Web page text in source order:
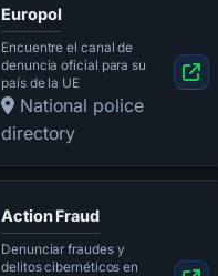
Europol
Encuentre el canal de
denuncia oficial para su
país de la UE
National police
directory
Action Fraud
Denunciar fraudes y
delitos cibernéticos en